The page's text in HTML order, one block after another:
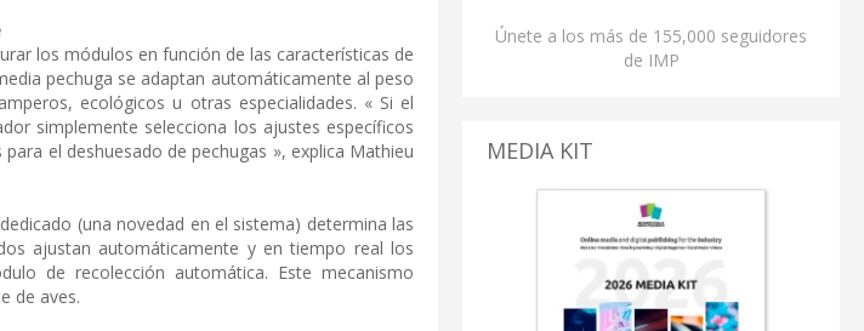
los módulos en función de las características de
pechuga se adaptan automáticamente al peso
ecológicos u otras especialidades. « Si el
simplemente selecciona los ajustes específicos
el deshuesado de pechugas », explica Mathieu
(una novedad en el sistema) determina las
ajustan automáticamente y en tiempo real los
de recolección automática. Este mecanismo
de aves.
Únete a los más de 155,000 seguidores
de IMP
MEDIA KIT